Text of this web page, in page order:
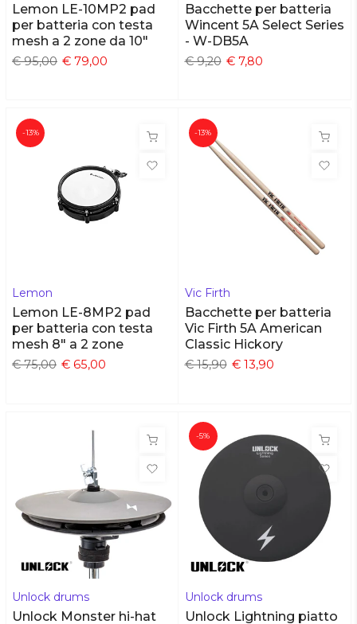
Lemon LE-10MP2 pad
per batteria con testa
mesh a 2 zone da 10"
€ 95,00 € 79,00
Bacchette per batteria
Wincent 5A Select Series
- W-DB5A
€ 9,20 € 7,80
-13%
Lemon
Lemon LE-8MP2 pad
per batteria con testa
mesh 8" a 2 zone
€ 75,00 € 65,00
-13%
Vic Firth
Bacchette per batteria
Vic Firth 5A American
Classic Hickory
€ 15,90 € 13,90
Unlock drums
Unlock Monster hi-hat
-5%
Unlock drums
Unlock Lightning piatto